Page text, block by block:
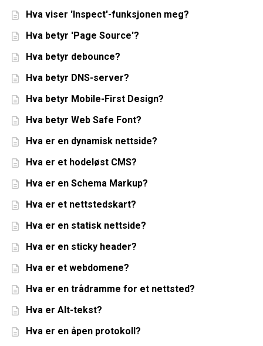
Hva viser 'Inspect'-funksjonen meg?
Hva betyr 'Page Source'?
Hva betyr debounce?
Hva betyr DNS-server?
Hva betyr Mobile-First Design?
Hva betyr Web Safe Font?
Hva er en dynamisk nettside?
Hva er et hodeløst CMS?
Hva er en Schema Markup?
Hva er et nettstedskart?
Hva er en statisk nettside?
Hva er en sticky header?
Hva er et webdomene?
Hva er en trådramme for et nettsted?
Hva er Alt-tekst?
Hva er en åpen protokoll?